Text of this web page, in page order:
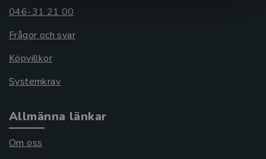
046-31 21 00
Frågor och svar
Köpvillkor
Systemkrav
Allmänna länkar
Om oss